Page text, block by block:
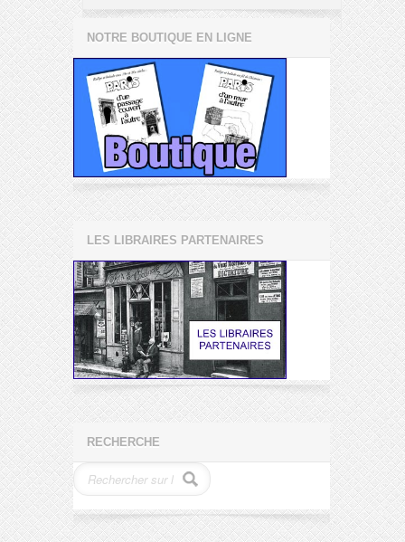
NOTRE BOUTIQUE EN LIGNE
LES LIBRAIRES PARTENAIRES
RECHERCHE